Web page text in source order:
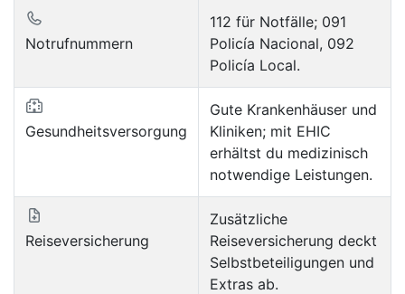
Notrufnummern
112 für Notfälle; 091
Policía Nacional, 092
Policía Local.
Gesundheitsversorgung
Gute Krankenhäuser und
Kliniken; mit EHIC
erhältst du medizinisch
notwendige Leistungen.
Reiseversicherung
Zusätzliche
Reiseversicherung deckt
Selbstbeteiligungen und
Extras ab.